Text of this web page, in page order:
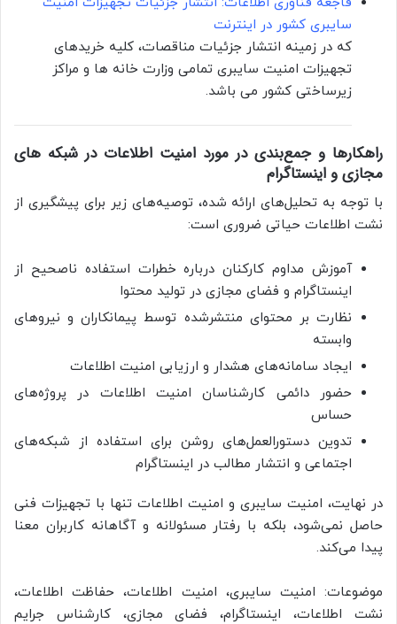
سایبری کشور در اینترنت
که در زمینه انتشار جزئیات مناقصات، کلیه خریدهای
تجهیزات امنیت سایبری تمامی وزارت خانه ها و مراکز
زیرساختی کشور می باشد.
راهکارها و جمع‌بندی در مورد امنیت اطلاعات در شبکه های
مجازی و اینستاگرام
با توجه به تحلیل‌های ارائه شده، توصیه‌های زیر برای پیشگیری از
نشت اطلاعات حیاتی ضروری است:
آموزش مداوم کارکنان درباره خطرات استفاده ناصحیح از
اینستاگرام و فضای مجازی در تولید محتوا
نظارت بر محتوای منتشرشده توسط پیمانکاران و نیروهای
وابسته
ایجاد سامانه‌های هشدار و ارزیابی امنیت اطلاعات
حضور دائمی کارشناسان امنیت اطلاعات در پروژه‌های
حساس
تدوین دستورالعمل‌های روشن برای استفاده از شبکه‌های
اجتماعی و انتشار مطالب در اینستاگرام
در نهایت، امنیت سایبری و امنیت اطلاعات تنها با تجهیزات فنی
حاصل نمی‌شود، بلکه با رفتار مسئولانه و آگاهانه کاربران معنا
پیدا می‌کند.
موضوعات: امنیت سایبری، امنیت اطلاعات، حفاظت اطلاعات،
نشت اطلاعات، اینستاگرام، فضای مجازی، کارشناس جرایم